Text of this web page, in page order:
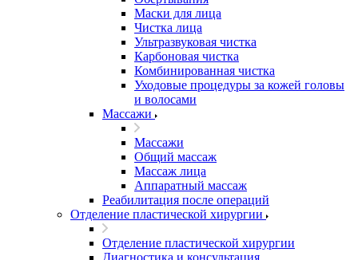
Маски для лица
Чистка лица
Ультразвуковая чистка
Карбоновая чистка
Комбинированная чистка
Уходовые процедуры за кожей головы
и волосами
Массажи
Массажи
Общий массаж
Массаж лица
Аппаратный массаж
Реабилитация после операций
Отделение пластической хирургии
Отделение пластической хирургии
Диагностика и консультация